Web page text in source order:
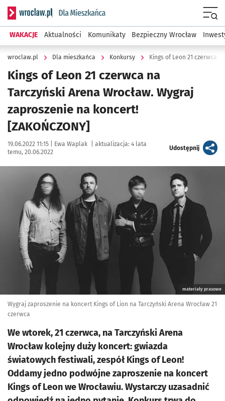
Serwis informacyjny wroclaw.pl podserwis: Dla mieszkańca
WAKACJE Aktualności Komunikaty Bezpieczny Wrocław
wroclaw.pl Dla mieszkańca Konkursy
Kings of Leon 21 czerwca na
Tarczyński Arena Wrocław. Wygraj
zaproszenie na koncert!
[ZAKOŃCZONY]
Data publikacji:
19.06.2022 11:15 | Autor:
Ewa Waplak aktualizacja: 4 lata
temu, 20.06.2022
Udostępnijartykuł
Kliknij, aby powiększyć
materiały prasowe
Wygraj zaproszenie na koncert Kings of Lion na Tarczyński Arena Wrocław 21
czerwca
We wtorek, 21 czerwca, na Tarczyński Arena
Wrocław kolejny duży koncert: gwiazda
światowych festiwali, zespół Kings of Leon!
Oddamy jedno podwójne zaproszenie na koncert
Kings of Leon we Wrocławiu. Wystarczy uzasadnić